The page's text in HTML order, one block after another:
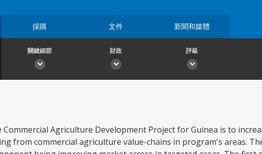
採購 文件 新聞和媒體
關鍵細節 財政 評級
Commercial Agriculture Development Project for Guinea is to
from commercial agriculture value-chains in program's areas.